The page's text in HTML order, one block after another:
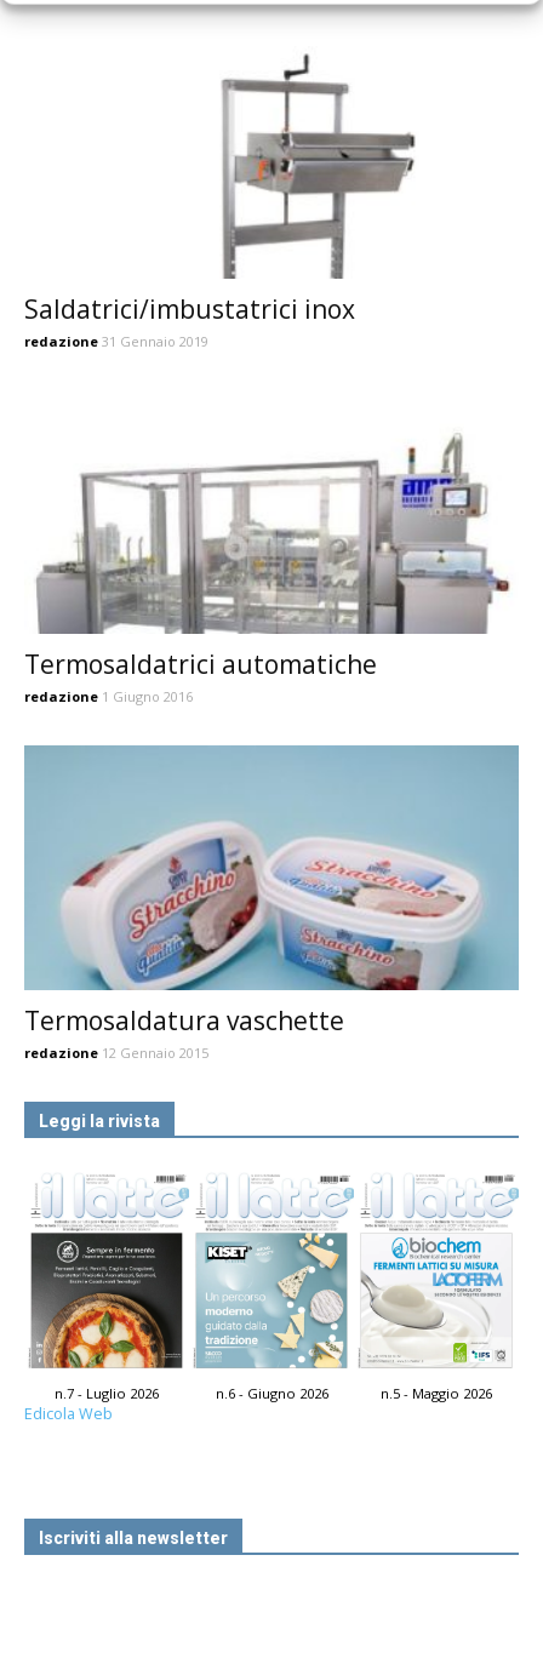
Saldatrici/imbustatrici inox
redazione 31 Gennaio 2019
Termosaldatrici automatiche
redazione 1 Giugno 2016
Termosaldatura vaschette
redazione 12 Gennaio 2015
Leggi la rivista
n.7 - Luglio 2026 n.6 - Giugno 2026 n.5 - Maggio 2026
Edicola Web
Iscriviti alla newsletter